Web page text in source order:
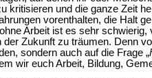
kritisieren und die ganze Zeit
vorenthalten, die Halt
Arbeit ist es sehr
Zukunft zu träumen. Denn
sondern auch auf die Frage „
wir euch Arbeit, Bildung,